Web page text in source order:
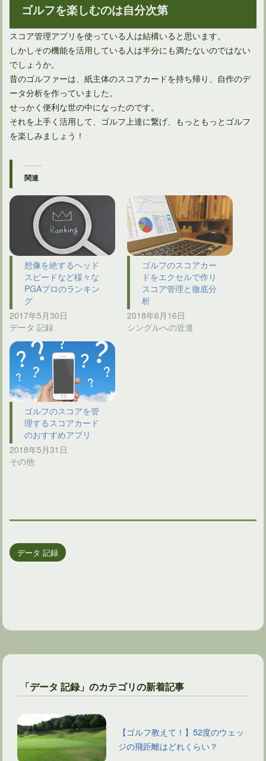
ゴルフを楽しむのは自分次第
スコア管理アプリを使っている人は結構いると思います。
しかしその機能を活用している人は半分にも満たないのではない
でしょうか。
昔のゴルファーは、紙主体のスコアカードを持ち帰り、自作のデ
ータ分析を作っていました。
せっかく便利な世の中になったのです。
それを上手く活用して、ゴルフ上達に繋げ、もっともっとゴルフ
を楽しみましょう！
関連
想像を絶するヘッド
スピードなど様々な
PGAプロのランキン
グ
2017年5月30日
データ 記録
ゴルフのスコアカー
ドをエクセルで作り
スコア管理と徹底分
析
2018年6月16日
シングルへの近道
ゴルフのスコアを管
理するスコアカード
のおすすめアプリ
2018年5月31日
その他
データ 記録
「データ 記録」のカテゴリの新着記事
【ゴルフ教えて！】52度のウェッ
ジの飛距離はどれくらい？